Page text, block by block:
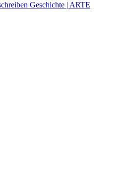
Geschichte | ARTE